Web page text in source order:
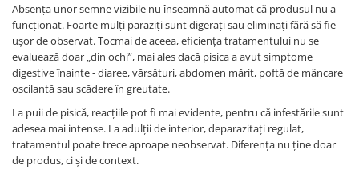
Absența unor semne vizibile nu înseamnă automat că produsul nu a
funcționat. Foarte mulți paraziți sunt digerați sau eliminați fără să fie
ușor de observat. Tocmai de aceea, eficiența tratamentului nu se
evaluează doar „din ochi”, mai ales dacă pisica a avut simptome
digestive înainte - diaree, vărsături, abdomen mărit, poftă de mâncare
oscilantă sau scădere în greutate.
La puii de pisică, reacțiile pot fi mai evidente, pentru că infestările sunt
adesea mai intense. La adulții de interior, deparazitați regulat,
tratamentul poate trece aproape neobservat. Diferența nu ține doar
de produs, ci și de context.